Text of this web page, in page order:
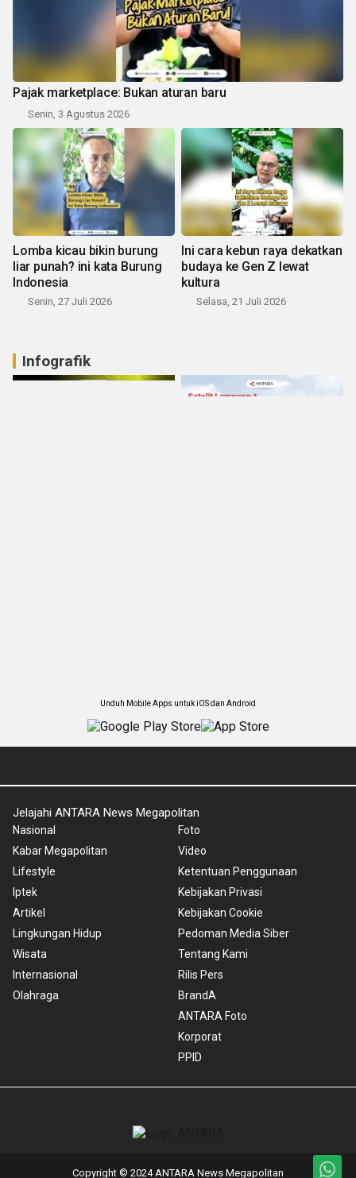
Pajak marketplace: Bukan aturan baru
Senin, 3 Agustus 2026
Lomba kicau bikin burung
liar punah? ini kata Burung
Indonesia
Senin, 27 Juli 2026
Ini cara kebun raya dekatkan
budaya ke Gen Z lewat
kultura
Selasa, 21 Juli 2026
Infografik
Unduh Mobile Apps untuk iOS dan Android
Jelajahi ANTARA News Megapolitan
Nasional
Kabar Megapolitan
Lifestyle
Iptek
Artikel
Lingkungan Hidup
Wisata
Internasional
Olahraga
Foto
Video
Ketentuan Penggunaan
Kebijakan Privasi
Kebijakan Cookie
Pedoman Media Siber
Tentang Kami
Rilis Pers
BrandA
ANTARA Foto
Korporat
PPID
Copyright © 2024 ANTARA News Megapolitan